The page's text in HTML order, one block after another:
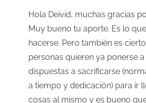
Hola Deivid, muchas gracias
Muy bueno tu aporte. Es lo
hacerse. Pero también es
personas quieren ya ponerse
dispuestas a sacrificarse
a tiempo y dedicación) para ir
cosas al mismo y es bueno